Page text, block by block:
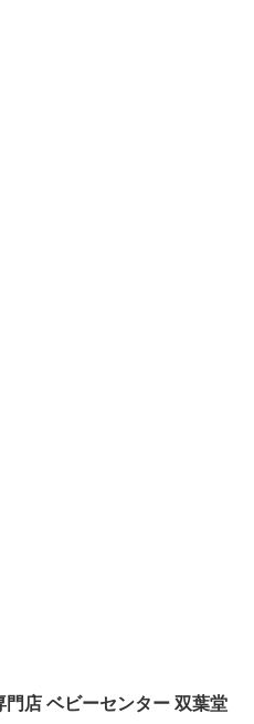
門店 ベビーセンター 双葉堂